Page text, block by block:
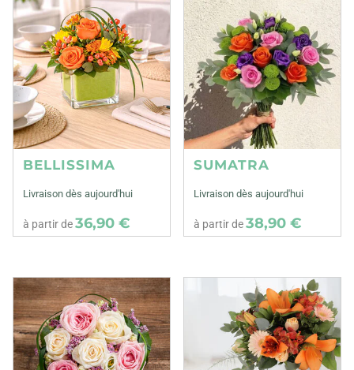
BELLISSIMA
Livraison dès aujourd'hui
à partir de36,90 €
SUMATRA
Livraison dès aujourd'hui
à partir de38,90 €